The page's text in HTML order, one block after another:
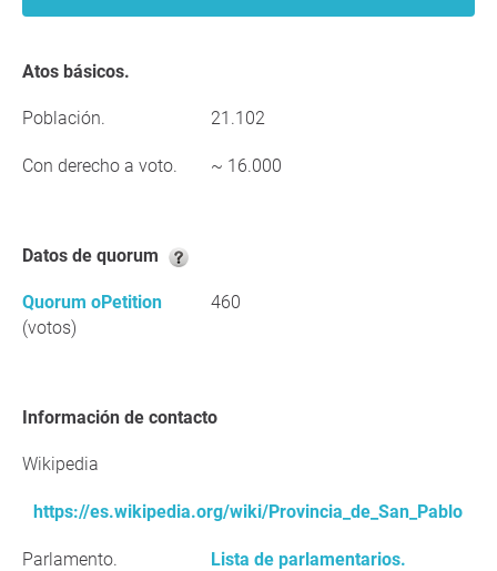
Atos básicos.
Población. 21.102
Con derecho a voto. ~ 16.000
Datos de quorum
Quorum oPetition
(votos)
460
Información de contacto
Wikipedia
https://es.wikipedia.org/wiki/Provincia_de_San_Pablo
Parlamento. Lista de parlamentarios.